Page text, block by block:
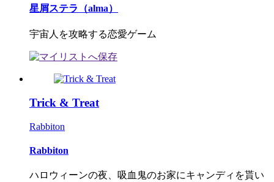
星屑ステラ（alma）
宇宙人を攻略する恋愛ゲーム
Trick & Treat
Rabbiton
Rabbiton
ハロウィーンの夜、吸血鬼のお家にキャンディを貰い